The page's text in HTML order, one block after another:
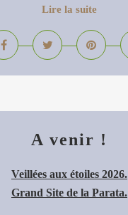
Lire la suite
A venir !
Veillées aux étoiles 2026.
Grand Site de la Parata.